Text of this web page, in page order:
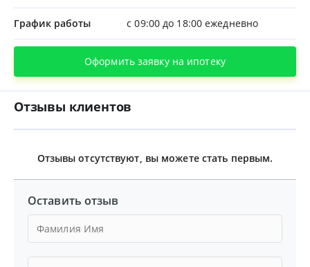
График работы с 09:00 до 18:00 ежедневно
Оформить заявку на ипотеку
Отзывы клиентов
Отзывы отсутствуют, вы можете стать первым.
Оставить отзыв